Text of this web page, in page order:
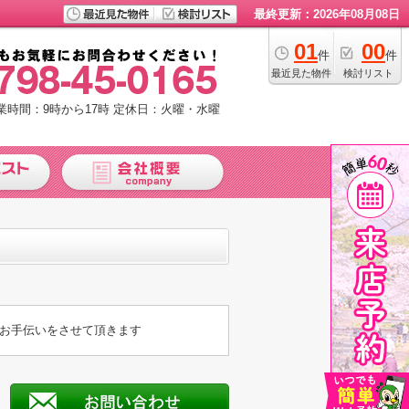
最終更新：2026年08月08日
01件
最近見た物件
00件
検討リスト
時間：9時から17時 定休日：火曜・水曜
手伝いをさせて頂きます